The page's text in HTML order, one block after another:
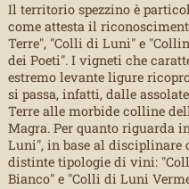
Il territorio spezzino è
come attesta il
Terre", "Colli di Luni" e
dei Poeti". I vigneti che
estremo levante ligure
si passa, infatti, dalle
Terre alle morbide colline
Magra. Per quanto riguarda
Luni", in base al disciplinare
distinte tipologie di vini:
Bianco" e "Colli di Luni